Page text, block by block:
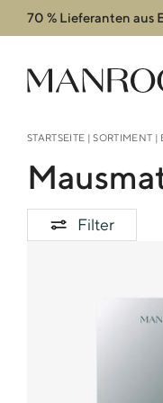
70 % Lieferanten
Header
Manroof GmbH
STARTSEITE |SORTIMENT |
Filter